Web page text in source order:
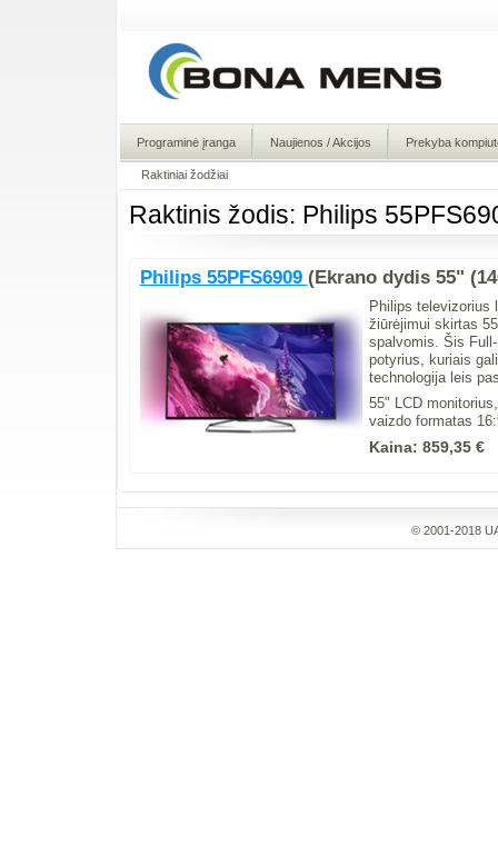
Programinė įranga Naujienos / Akcijos Prekyba
Raktiniai žodžiai
Raktinis žodis: Philips
Philips 55PFS6909 (Ekrano dydis 55"
Philips televizorius
žiūrėjimui skirtas
spalvomis. Šis
potyrius, kuriais
technologija leis
55" LCD
vaizdo formatas
Kaina: 859,35 €
© 2001-2018